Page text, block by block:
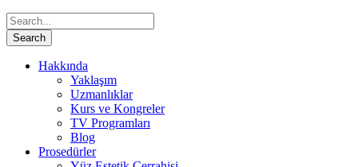
Hakkında
Yaklaşım
Uzmanlıklar
Kurs ve Kongreler
TV Programları
Blog
Prosedürler